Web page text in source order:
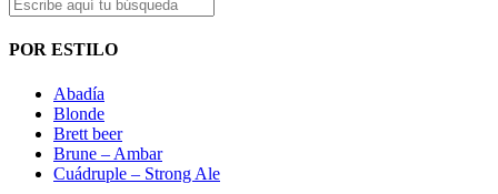
POR ESTILO
Abadía
Blonde
Brett beer
Brune – Ambar
Cuádruple – Strong Ale